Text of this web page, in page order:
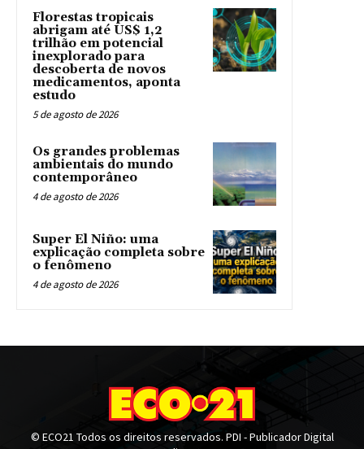
Florestas tropicais
abrigam até US$ 1,2
trilhão em potencial
inexplorado para
descoberta de novos
medicamentos, aponta
estudo
5 de agosto de 2026
Os grandes problemas
ambientais do mundo
contemporâneo
4 de agosto de 2026
Super El Niño: uma
explicação completa sobre
o fenômeno
4 de agosto de 2026
© ECO21 Todos os direitos reservados. PDI - Publicador Digital